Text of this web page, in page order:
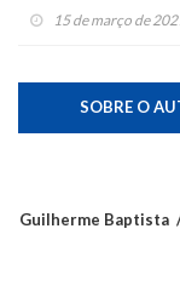
coronavírus
15 de março de
SOBRE O
Guilherme Baptista